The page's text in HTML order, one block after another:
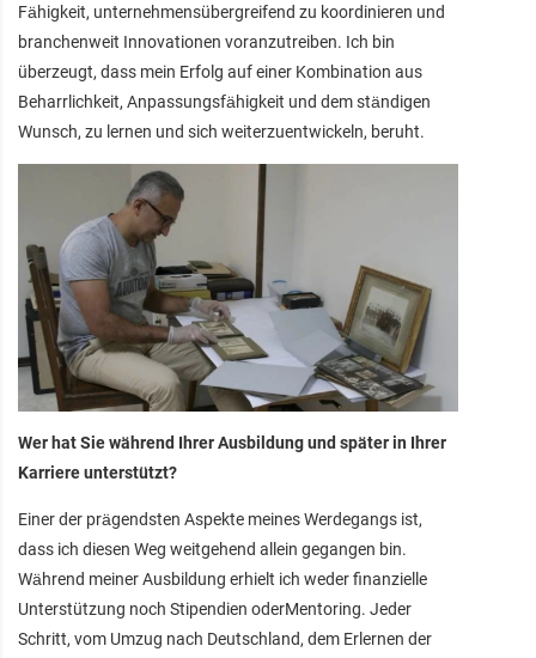
Fähigkeit, unternehmensübergreifend zu koordinieren und
branchenweit Innovationen voranzutreiben. Ich bin
überzeugt, dass mein Erfolg auf einer Kombination aus
Beharrlichkeit, Anpassungsfähigkeit und dem ständigen
Wunsch, zu lernen und sich weiterzuentwickeln, beruht.
Wer hat Sie während Ihrer Ausbildung und später in Ihrer
Karriere unterstützt?
Einer der prägendsten Aspekte meines Werdegangs ist,
dass ich diesen Weg weitgehend allein gegangen bin.
Während meiner Ausbildung erhielt ich weder finanzielle
Unterstützung noch Stipendien oderMentoring. Jeder
Schritt, vom Umzug nach Deutschland, dem Erlernen der